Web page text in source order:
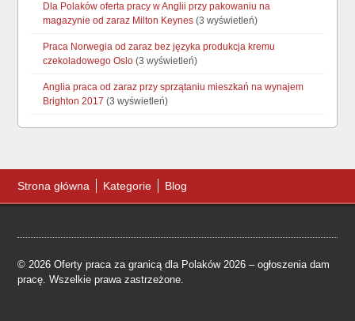
Dla Polaków oferta pracy w Anglii przy pakowaniu na
magazynie od zaraz Milton Keynes (3 wyświetleń)
Praca Norwegia od zaraz bez języka produkcja kremu
czekoladowego Oslo (3 wyświetleń)
Anglia praca od zaraz przy sprzątaniu mieszkań na wynajem
Brighton 2017 (3 wyświetleń)
Strona główna Kategorie Blog
© 2026 Oferty praca za granicą dla Polaków 2026 – ogłoszenia dam
pracę. Wszelkie prawa zastrzeżone.